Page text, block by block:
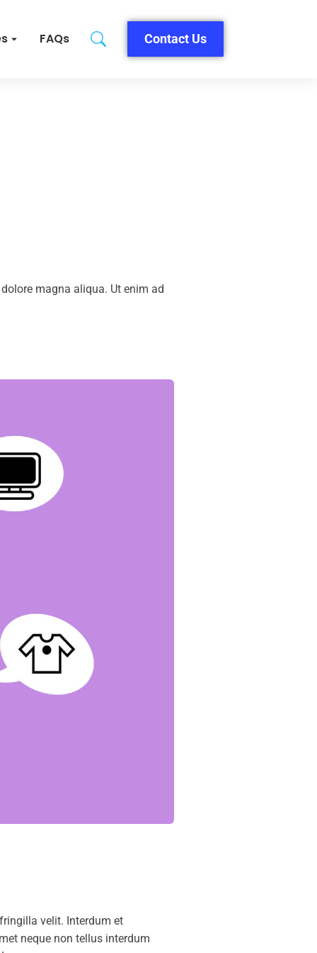
FAQs Contact Us
magna aliqua. Ut enim ad
velit. Interdum et
neque non tellus interdum